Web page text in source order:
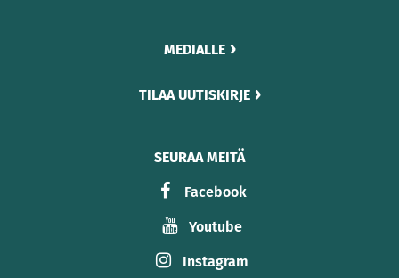
MEDIALLE
TILAA UUTISKIRJE
SEURAA MEITÄ
Facebook
Youtube
Instagram